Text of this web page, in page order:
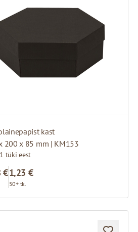
kast
200 x 85 mm | KM153
tüki eest
€1,23 €
50+ tk.